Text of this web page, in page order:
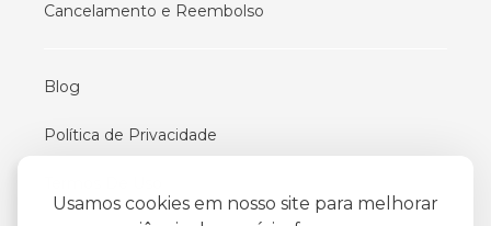
Usamos cookies em nosso site para melhorar
Cancelamento e Reembolso
Blog
Política de Privacidade